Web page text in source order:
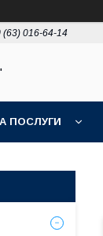
(63) 016-64-14
ПОСЛУГИ